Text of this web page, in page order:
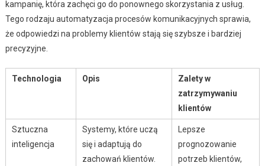
kampanię, która zachęci go do ponownego skorzystania z usług.
Tego rodzaju automatyzacja procesów komunikacyjnych sprawia,
że odpowiedzi na problemy klientów stają się szybsze i bardziej
precyzyjne.
Technologia Opis
Zalety w
zatrzymywaniu
klientów
Sztuczna
inteligencja
Systemy, które uczą
się i adaptują do
zachowań klientów.
Lepsze
prognozowanie
potrzeb klientów,